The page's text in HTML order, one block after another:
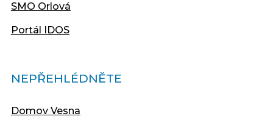
SMO Orlová
Portál IDOS
NEPŘEHLÉDNĚTE
Domov Vesna